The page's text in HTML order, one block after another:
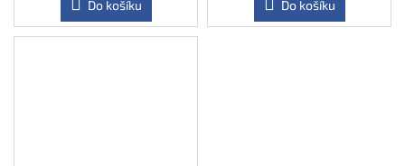
Do košíku Do košíku